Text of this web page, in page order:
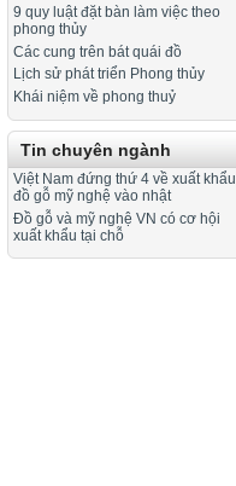
9 quy luật đặt bàn làm việc theo
phong thủy
Các cung trên bát quái đồ
Lịch sử phát triển Phong thủy
Khái niệm về phong thuỷ
Tin chuyên ngành
Việt Nam đứng thứ 4 về xuất khẩu
đồ gỗ mỹ nghệ vào nhật
Đồ gỗ và mỹ nghệ VN có cơ hội
xuất khẩu tại chỗ